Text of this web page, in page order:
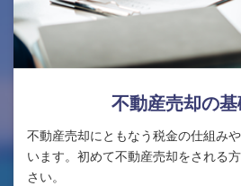
不動産売却の
不動産売却にともなう税金の仕組み
います。初めて不動産売却をされる
さい。